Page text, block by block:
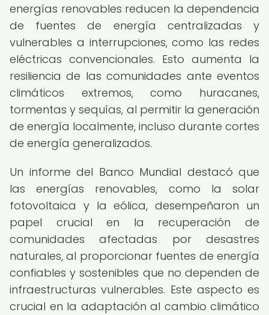
energías renovables reducen la dependencia
de fuentes de energía centralizadas y
vulnerables a interrupciones, como las redes
eléctricas convencionales. Esto aumenta la
resiliencia de las comunidades ante eventos
climáticos extremos, como huracanes,
tormentas y sequías, al permitir la generación
de energía localmente, incluso durante cortes
de energía generalizados.
Un informe del Banco Mundial destacó que
las energías renovables, como la solar
fotovoltaica y la eólica, desempeñaron un
papel crucial en la recuperación de
comunidades afectadas por desastres
naturales, al proporcionar fuentes de energía
confiables y sostenibles que no dependen de
infraestructuras vulnerables. Este aspecto es
crucial en la adaptación al cambio climático